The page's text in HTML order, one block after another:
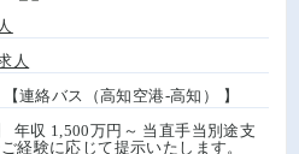
人
連絡バス（高知空港-高知） 】
年収 1,500万円～ 当直手当別途支
経験に応じて提示いたします。